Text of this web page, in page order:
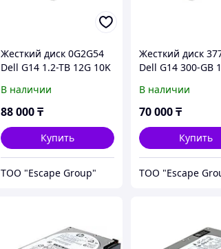
Жесткий диск 0G2G54
Dell G14 1.2-TB 12G 10K
В наличии
88 000₸
Купить
ТОО "Escape Group"
Жесткий диск
Dell G14 300-GB
В наличии
70 000₸
Купить
ТОО "Escape